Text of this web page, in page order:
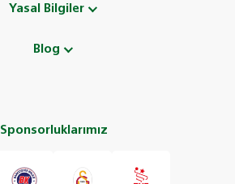
Yasal Bilgiler
Blog
Sponsorluklarımız